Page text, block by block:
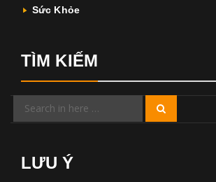
Sức Khỏe
TÌM KIẾM
Search
LƯU Ý